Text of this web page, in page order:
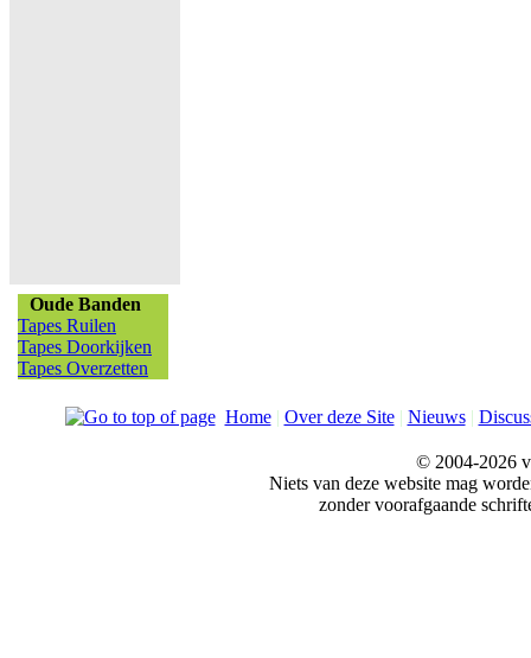
Oude Banden
Tapes Ruilen
Tapes Doorkijken
Tapes Overzetten
Home| Over deze Site| Nieuws|
© 2004-2026
Niets van deze website mag
zonder voorafgaande